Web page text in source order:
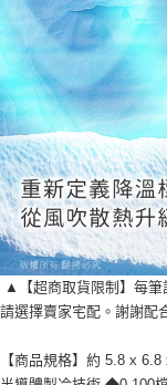
▲【超商取貨限制】每筆
請選擇賣家宅配。謝謝配
【商品規格】約 5.8 x